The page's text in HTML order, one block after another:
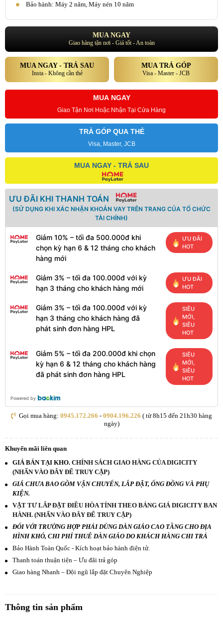
Bảo hành: Máy 2 năm, Máy nén 10 năm
MUA NGAY
Giao hàng tận nơi - Giá tốt - An toàn
MUA NGAY - TRẢ SAU
Insta - Không cần thẻ
MUA TRẢ GÓP
Visa - Master - JCB
MUA NGAY
Giao Tận Nơi Hoặc Nhận Tại Cửa Hàng
TRẢ GÓP QUA THẺ
Visa, Master, JCB
MUA NGAY - TRẢ SAU
ƯU ĐÃI KHI THANH TOÁN
(SỬ DỤNG KHI XÁC NHẬN KHOẢN VAY TRÊN TRANG CỦA TỔ CHỨC
TÀI CHÍNH)
Giảm 10% – tối đa 500.000đ khi
chọn kỳ hạn 6 & 12 tháng cho khách
hàng mới
ƯU ĐÃI
HOT
Giảm 3% – tối đa 100.000đ với kỳ
hạn 3 tháng cho khách hàng mới
ƯU ĐÃI
HOT
Giảm 3% – tối đa 100.000đ với kỳ
hạn 3 tháng cho khách hàng đã
phát sinh đơn hàng HPL
SIÊU
MỚI,
SIÊU
HOT
Giảm 5% – tối đa 200.000đ khi chọn
kỳ hạn 6 & 12 tháng cho khách hàng
đã phát sinh đơn hàng HPL
SIÊU
MỚI,
SIÊU
HOT
Powered by
Gọi mua hàng: 0945.172.266 - 0904.196.226 ( từ 8h15 đến 21h30 hàng
ngày)
Khuyến mãi liên quan
GIÁ BÁN TẠI KHO. CHÍNH SÁCH GIAO HÀNG CỦA DIGICITY
(NHẤN VÀO ĐÂY ĐỂ TRUY CẬP)
GIÁ CHƯA BAO GỒM VẬN CHUYỂN, LẮP ĐẶT, ỐNG ĐỒNG VÀ PHỤ
KIỆN.
VẬT TƯ LẮP ĐẶT ĐIỀU HÒA TÍNH THEO BẢNG GIÁ DIGICITY BAN
HÀNH. (NHẤN VÀO ĐÂY ĐỂ TRUY CẬP)
ĐỐI VỚI TRƯỜNG HỢP PHẢI DÙNG DÀN GIÁO CAO TẦNG CHO ĐỊA
HÌNH KHÓ, CHI PHÍ THUÊ DÀN GIÁO DO KHÁCH HÀNG CHI TRẢ
Bảo Hành Toàn Quốc - Kích hoạt bảo hành điện tử.
Thanh toán thuận tiện – Ưu đãi trả góp
Giao hàng Nhanh – Đội ngũ lắp đặt Chuyên Nghiệp
Thông tin sản phẩm